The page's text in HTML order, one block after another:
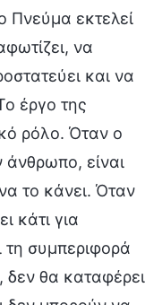
Πνεύμα εκτελεί
να
και να
έργο της
ρόλο. Όταν ο
άνθρωπο, είναι
το κάνει. Όταν
κάτι για
τη συμπεριφορά
δεν θα καταφέρει